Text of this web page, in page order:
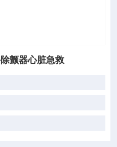
颤器心脏急救